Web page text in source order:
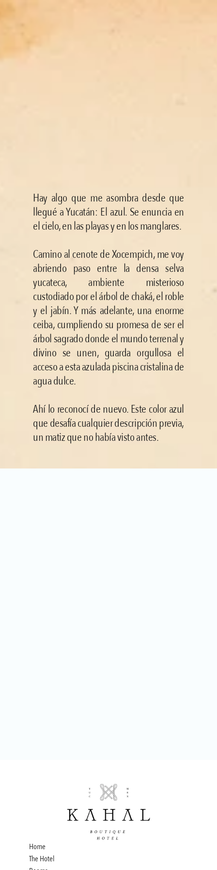
Hay algo que me asombra desde que
llegué a Yucatán: El azul. Se enuncia en
el cielo, en las playas y en los manglares.
Camino al cenote de Xocempich, me voy
abriendo paso entre la densa selva
yucateca, ambiente misterioso
custodiado por el árbol de chaká, el roble
y el jabín. Y más adelante, una enorme
ceiba, cumpliendo su promesa de ser el
árbol sagrado donde el mundo terrenal y
divino se unen, guarda orgullosa el
acceso a esta azulada piscina cristalina de
agua dulce.
Ahí lo reconocí de nuevo. Este color azul
que desafía cualquier descripción previa,
un matiz que no había visto antes.
Home
The Hotel